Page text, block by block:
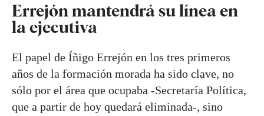
Errejón mantendrá su línea en
la ejecutiva
El papel de Íñigo Errejón en los tres primeros
años de la formación morada ha sido clave, no
sólo por el área que ocupaba -Secretaría Política,
que a partir de hoy quedará eliminada-, sino